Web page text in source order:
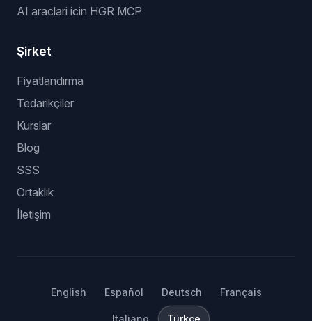
AI araclari icin HGR MCP
Şirket
Fiyatlandırma
Tedarikçiler
Kurslar
Blog
SSS
Ortaklık
İletişim
English Español Deutsch Français
Italiano Türkçe